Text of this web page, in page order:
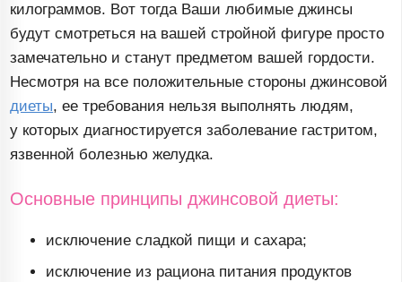
килограммов. Вот тогда Ваши любимые джинсы
будут смотреться на вашей стройной фигуре просто
замечательно и станут предметом вашей гордости.
Несмотря на все положительные стороны джинсовой
диеты, ее требования нельзя выполнять людям,
у которых диагностируется заболевание гастритом,
язвенной болезнью желудка.
Основные принципы джинсовой диеты:
исключение сладкой пищи и сахара;
исключение из рациона питания продуктов